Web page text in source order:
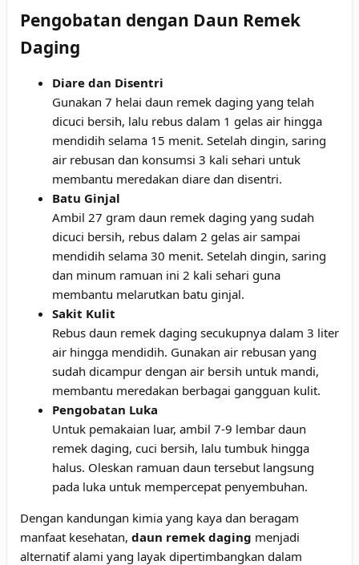
Pengobatan dengan Daun Remek
Daging
Diare dan Disentri
Gunakan 7 helai daun remek daging yang telah
dicuci bersih, lalu rebus dalam 1 gelas air hingga
mendidih selama 15 menit. Setelah dingin, saring
air rebusan dan konsumsi 3 kali sehari untuk
membantu meredakan diare dan disentri.
Batu Ginjal
Ambil 27 gram daun remek daging yang sudah
dicuci bersih, rebus dalam 2 gelas air sampai
mendidih selama 30 menit. Setelah dingin, saring
dan minum ramuan ini 2 kali sehari guna
membantu melarutkan batu ginjal.
Sakit Kulit
Rebus daun remek daging secukupnya dalam 3 liter
air hingga mendidih. Gunakan air rebusan yang
sudah dicampur dengan air bersih untuk mandi,
membantu meredakan berbagai gangguan kulit.
Pengobatan Luka
Untuk pemakaian luar, ambil 7-9 lembar daun
remek daging, cuci bersih, lalu tumbuk hingga
halus. Oleskan ramuan daun tersebut langsung
pada luka untuk mempercepat penyembuhan.
Dengan kandungan kimia yang kaya dan beragam
manfaat kesehatan, daun remek daging menjadi
alternatif alami yang layak dipertimbangkan dalam